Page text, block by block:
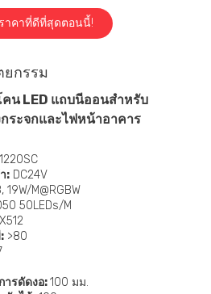
าคาที่ดีที่สุดตอนนี้!
น LED แถบนีออนสำหรับ
ระจกและไฟหน้าอาคาร
: DC24V
19W/M@RGBW
50LEDs/M
>80
ารดัดงอ:100 มม.